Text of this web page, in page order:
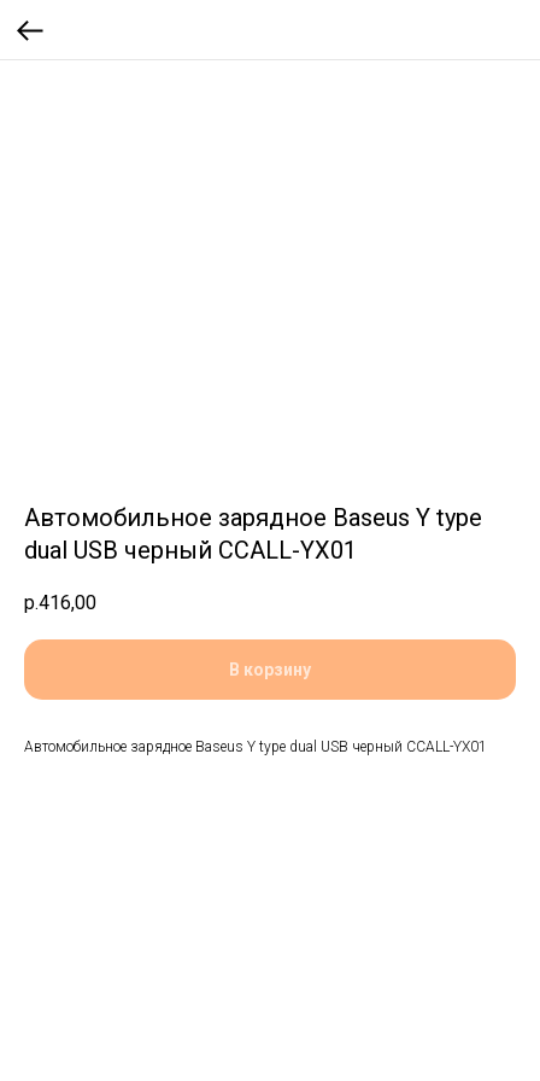
Автомобильное зарядное Baseus Y type
dual USB черный CCALL-YX01
р.416,00
В корзину
Автомобильное зарядное Baseus Y type dual USB черный CCALL-YX01